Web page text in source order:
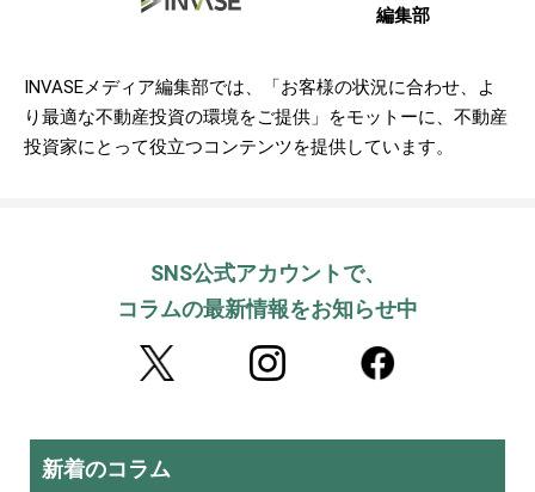
編集部
INVASEメディア編集部では、「お客様の状況に合わせ、よ
り最適な不動産投資の環境をご提供」をモットーに、不動産
投資家にとって役立つコンテンツを提供しています。
SNS公式アカウントで、
コラムの最新情報をお知らせ中
新着のコラム